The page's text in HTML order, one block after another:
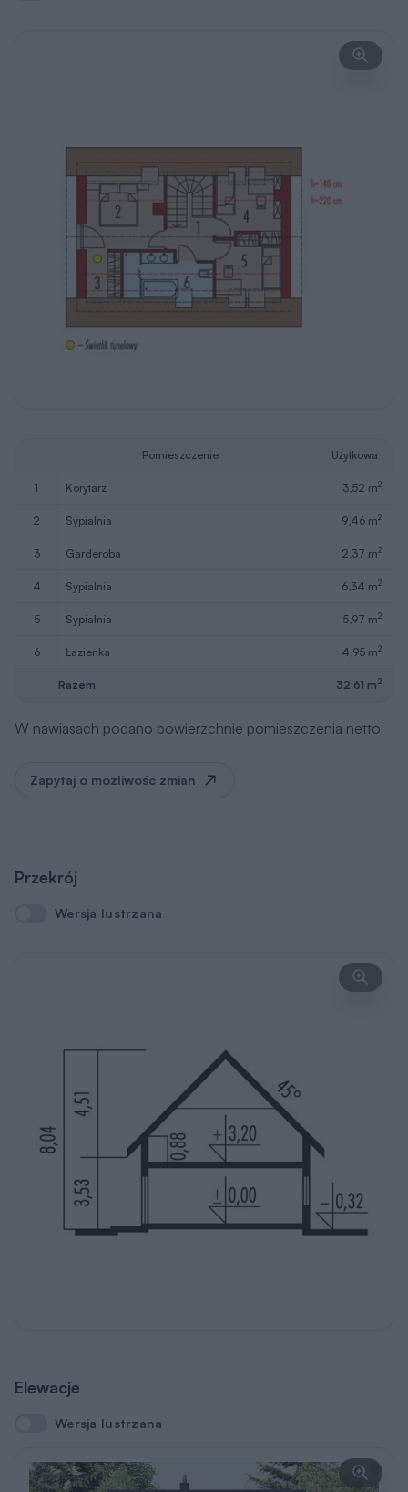
Pomieszczenie Użytkowa
1 korytarz 3,52 m2
2 sypialnia 9,46 m2
3 garderoba 2,37 m2
4 sypialnia 6,34 m2
5 sypialnia 5,97 m2
6 łazienka 4,95 m2
Razem 32,61 m2
W nawiasach podano powierzchnie pomieszczenia netto
Zapytaj o możliwość zmian
Przekrój
Wersja lustrzana
Wersja lustrzana
Elewacje
Wersja lustrzana
Wersja lustrzana